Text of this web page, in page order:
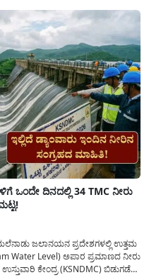
ಒಂದೇ ದಿನದಲ್ಲಿ 34 TMC ನೀರು
ಮಲೆನಾಡು ಜಲಾನಯನ ಪ್ರದೇಶಗಳಲ್ಲಿ ಉತ್ತಮ
Water Level) ಅಪಾರ ಪ್ರಮಾಣದ ನೀರು
ಕೇಂದ್ರ (KSNDMC) ಬಿಡುಗಡೆ